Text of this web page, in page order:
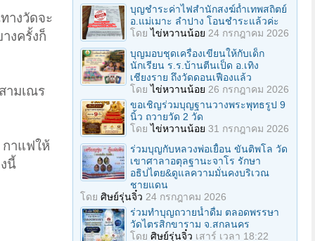
างวัดจะ
งครั้งก็
ามเณร
าแฟให้
นี้
บุญชำระค่าไฟสำนักสงฆ์ถ้ำเทพสถิตย์
อ.แม่เมาะ ลำปาง โอนชำระแล้วค่ะ
โดยไข่หวานน้อย 24 กรกฎาคม 2026
บุญมอบชุดเครื่องเขียนให้กับเด็ก
นักเรียน ร.ร.บ้านตีนเป็ด อ.เทิง
เชียงราย ถึงวัดดอนเฟืองแล้ว
โดยไข่หวานน้อย 26 กรกฎาคม 2026
ขอเชิญร่วมบุญฐานวางพระพุทธรูป 9
นิ้ว ถวายวัด 2 วัด
โดยไข่หวานน้อย 31 กรกฎาคม 2026
ร่วมบุญกับหลวงพ่อเยื้อน ขันติพโล วัด
เขาศาลาอตุลฐานะจาโร รักษา
อธิปไตย&ดูแลความมั่นคงบริเวณ
ชายแดน
โดย ศิษย์รุ่นจิ๋ว 24 กรกฎาคม 2026
ร่วมทําบุญถวายน้ำดื่ม ตลอดพรรษา
วัดไตรสิกขาราม จ.สกลนคร
โดย ศิษย์รุ่นจิ๋ว เสาร์ เวลา 18:22